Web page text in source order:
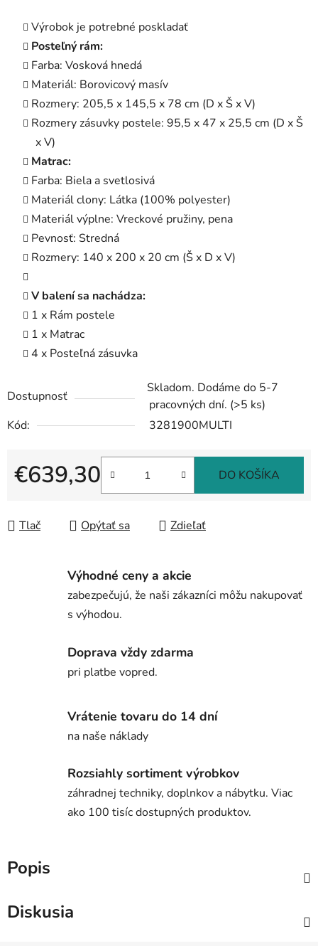
Výrobok je potrebné poskladať
Posteľný rám:
Farba: Vosková hnedá
Materiál: Borovicový masív
Rozmery: 205,5 x 145,5 x 78 cm (D x Š x V)
Rozmery zásuvky postele: 95,5 x 47 x 25,5 cm (D x Š
x V)
Matrac:
Farba: Biela a svetlosivá
Materiál clony: Látka (100% polyester)
Materiál výplne: Vreckové pružiny, pena
Pevnosť: Stredná
Rozmery: 140 x 200 x 20 cm (Š x D x V)
V balení sa nachádza:
1 x Rám postele
1 x Matrac
4 x Posteľná zásuvka
Dostupnosť
Skladom. Dodáme do 5-7
pracovných dní. (>5 ks)
Kód:
3281900MULTI
€639,30 DO KOŠÍKA
Tlač Opýtať sa Zdieľať
Výhodné ceny a akcie
zabezpečujú, že naši zákazníci môžu nakupovať
s výhodou.
Doprava vždy zdarma
pri platbe vopred.
Vrátenie tovaru do 14 dní
na naše náklady
Rozsiahly sortiment výrobkov
záhradnej techniky, doplnkov a nábytku. Viac
ako 100 tisíc dostupných produktov.
Popis
Diskusia